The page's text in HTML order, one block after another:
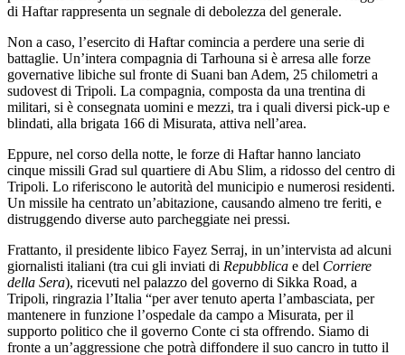
di Haftar rappresenta un segnale di debolezza del generale.
Non a caso, l’esercito di Haftar comincia a perdere una serie di
battaglie. Un’intera compagnia di Tarhouna si è arresa alle forze
governative libiche sul fronte di Suani ban Adem, 25 chilometri a
sudovest di Tripoli. La compagnia, composta da una trentina di
militari, si è consegnata uomini e mezzi, tra i quali diversi pick-up e
blindati, alla brigata 166 di Misurata, attiva nell’area.
Eppure, nel corso della notte, le forze di Haftar hanno lanciato
cinque missili Grad sul quartiere di Abu Slim, a ridosso del centro di
Tripoli. Lo riferiscono le autorità del municipio e numerosi residenti.
Un missile ha centrato un’abitazione, causando almeno tre feriti, e
distruggendo diverse auto parcheggiate nei pressi.
Frattanto, il presidente libico Fayez Serraj, in un’intervista ad alcuni
giornalisti italiani (tra cui gli inviati di Repubblica e del Corriere
della Sera), ricevuti nel palazzo del governo di Sikka Road, a
Tripoli, ringrazia l’Italia “per aver tenuto aperta l’ambasciata, per
mantenere in funzione l’ospedale da campo a Misurata, per il
supporto politico che il governo Conte ci sta offrendo. Siamo di
fronte a un’aggressione che potrà diffondere il suo cancro in tutto il